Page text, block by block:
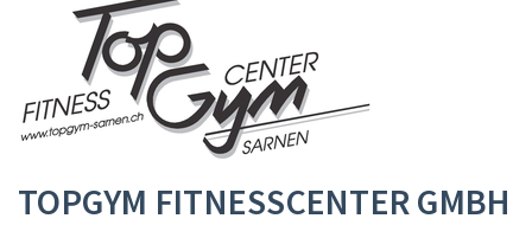
TOPGYM FITNESSCENTER GMBH